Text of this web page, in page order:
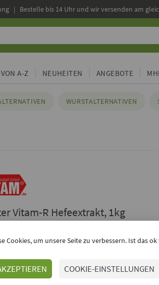
| Bestelle bis 14 Uhr und wir versenden am
A-Z NEUHEITEN ANGEBOTE
WURSTALTERNATIVEN
Vitam-R Hefeextrakt, 1kg
um Deine Meinung hinzuzufügen
R-HEFEEXTRAKT MIT KRÄUTERN VON
VITAM-R HefeextraktvonVITAMist ein
Im Rahmen einer ausgewogenen, veganen
Cookies, um unsere Seite zu verbessern. Ist das ok
COOKIE-EINSTELLUNGEN